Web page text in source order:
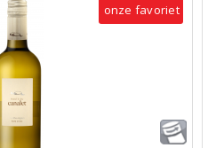
onze favoriet